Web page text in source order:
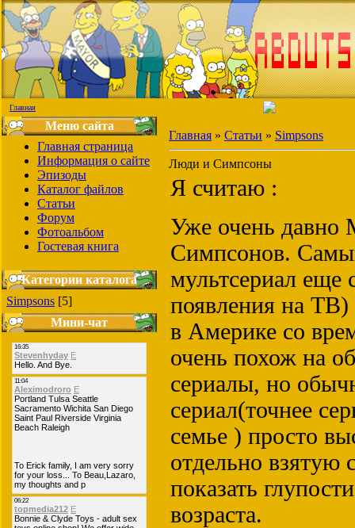
Главная
Меню сайта
Главная страница
Информация о сайте
Эпизоды
Каталог файлов
Статьи
Форум
Фотоальбом
Гостевая книга
Категории каталога
Simpsons [5]
Мини-чат
Главная » Статьи » Simpsons
Люди и Симпсоны
Я считаю :
Уже очень давно
Симпсонов.
мультсериал еще
появления на
в Америке со
очень похож на
сериалы, но
сериал(точнее
семье ) просто
отдельно взятую
показать
возраста.